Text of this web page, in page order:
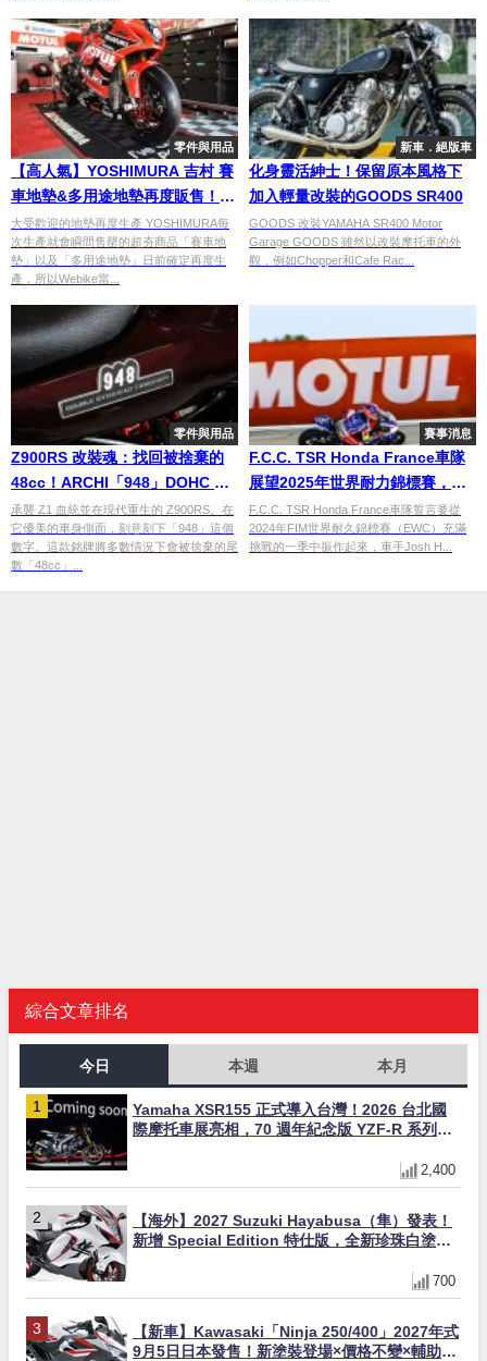
零件與用品
【高人氣】YOSHIMURA 吉村 賽
車地墊&多用途地墊再度販售！
【數量有限】
大受歡迎的地墊再度生產 YOSHIMURA每
次生產就會瞬間售罄的超夯商品「賽車地
墊」以及「多用途地墊」日前確定再度生
產，所以Webike當...
新車．絕版車
化身靈活紳士！保留原本風格下
加入輕量改裝的GOODS SR400
GOODS 改裝YAMAHA SR400 Motor
Garage GOODS 雖然以改裝摩托車的外
觀，例如Chopper和Cafe Rac...
零件與用品
Z900RS 改裝魂：找回被捨棄的
48cc！ARCHI「948」DOHC 專
屬銘牌質感登場
承襲 Z1 血統並在現代重生的 Z900RS。在
它優美的車身側面，刻意刻下「948」這個
數字。這款銘牌將多數情況下會被捨棄的尾
數「48cc」...
賽事消息
F.C.C. TSR Honda France車隊
展望2025年世界耐力錦標賽，力
求從「令人遺忘的一年」中反彈
F.C.C. TSR Honda France車隊誓言要從
2024年FIM世界耐久錦標賽（EWC）充滿
挑戰的一季中振作起來，車手Josh H...
綜合文章排名
今日 本週 本月
Yamaha XSR155 正式導入台灣！2026 台北國
際摩托車展亮相，70 週年紀念版 YZF-R 系列限
2,400
【海外】2027 Suzuki Hayabusa（隼）發表！
新增 Special Edition 特仕版，全新珍珠白塗裝
700
【新車】Kawasaki「Ninja 250/400」2027年式
9月5日日本發售！新塗裝登場×價格不變×輔助滑